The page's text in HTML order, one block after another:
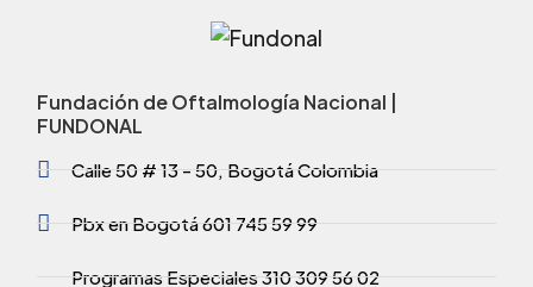
Fundación de Oftalmología Nacional |
FUNDONAL
Calle 50 # 13 - 50, Bogotá Colombia
Pbx en Bogotá 601 745 59 99
Programas Especiales 310 309 56 02